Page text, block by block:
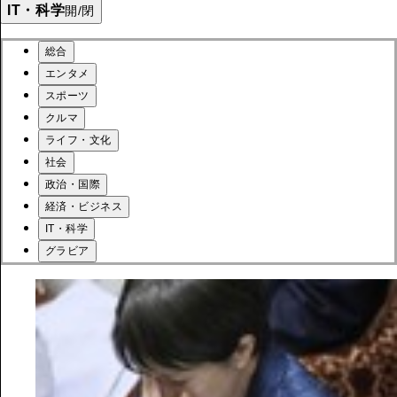
IT・科学開/閉
総合
エンタメ
スポーツ
クルマ
ライフ・文化
社会
政治・国際
経済・ビジネス
IT・科学
グラビア